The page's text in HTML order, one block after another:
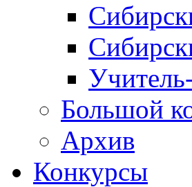
Большой
Архив
Конкурсы